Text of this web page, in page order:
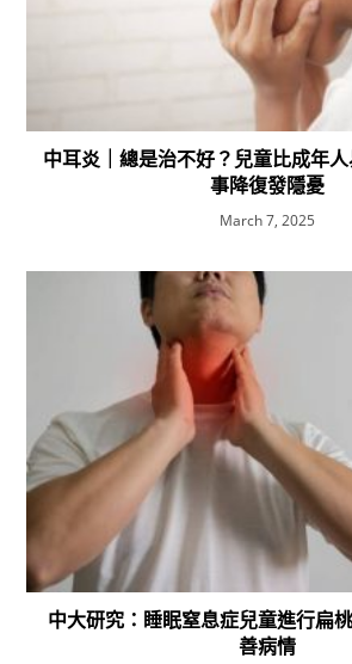
中耳炎｜總是治不好？兒童比成年
事降復發隱憂
March 7, 2025
中大研究：睡眠窒息症兒童進行扁
善病情